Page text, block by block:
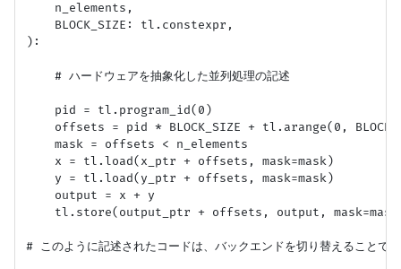
    n_elements,
    BLOCK_SIZE: tl.constexpr,
):
    # ハードウェアを抽象化した並列処理の記述
    pid = tl.program_id(0)
offsets = pid * BLOCK_SIZE + tl.arange(0,
    mask = offsets < n_elements
    x = tl.load(x_ptr + offsets, mask=mask)
    y = tl.load(y_ptr + offsets, mask=mask)
    output = x + y
tl.store(output_ptr + offsets, output,
# このように記述されたコードは、バックエンドを切り替えることで